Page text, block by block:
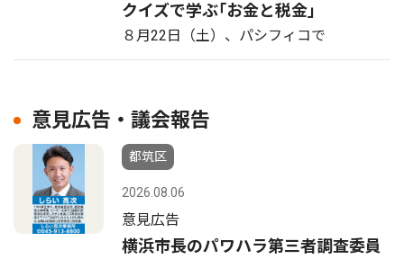
クイズで学ぶ｢お金と税金｣
８月22日（土）、パシフィコで
意見広告・議会報告
都筑区
2026.08.06
意見広告
横浜市長のパワハラ第三者調査委員